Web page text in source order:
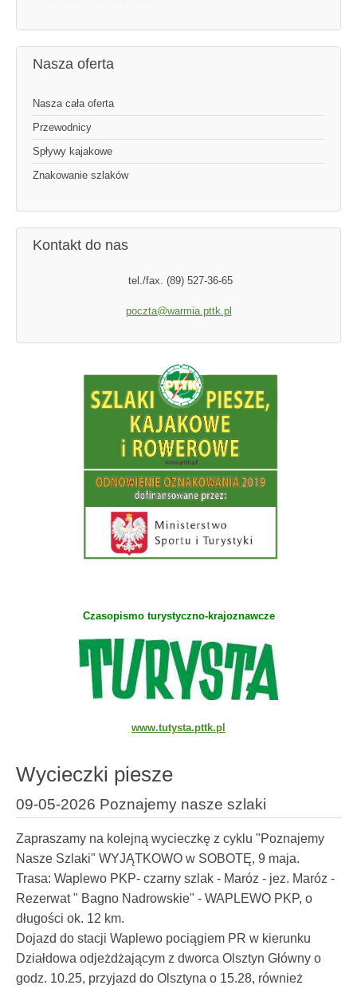
Nasza oferta
Nasza cała oferta
Przewodnicy
Spływy kajakowe
Znakowanie szlaków
Kontakt do nas
tel./fax. (89) 527-36-65
poczta@warmia.pttk.pl
Czasopismo turystyczno-krajoznawcze
www.tutysta.pttk.pl
Wycieczki piesze
09-05-2026 Poznajemy nasze szlaki
Zapraszamy na kolejną wycieczkę z cyklu "Poznajemy
Nasze Szlaki" WYJĄTKOWO w SOBOTĘ, 9 maja.
Trasa: Waplewo PKP- czarny szlak - Maróz - jez. Maróz -
Rezerwat " Bagno Nadrowskie" - WAPLEWO PKP, o
długości ok. 12 km.
Dojazd do stacji Waplewo pociągiem PR w kierunku
Działdowa odjeżdżającym z dworca Olsztyn Główny o
godz. 10.25, przyjazd do Olsztyna o 15.28, również